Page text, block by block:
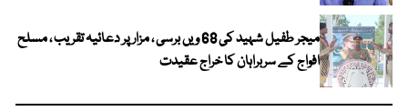
میجر طفیل شہید کی 68 ویں برسی ، مزار پر دعائیہ تقریب ، مسلح
افواج کے سربراہان کا خراج عقیدت